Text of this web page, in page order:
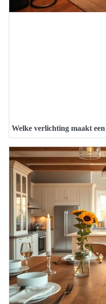
Welke verlichting maakt